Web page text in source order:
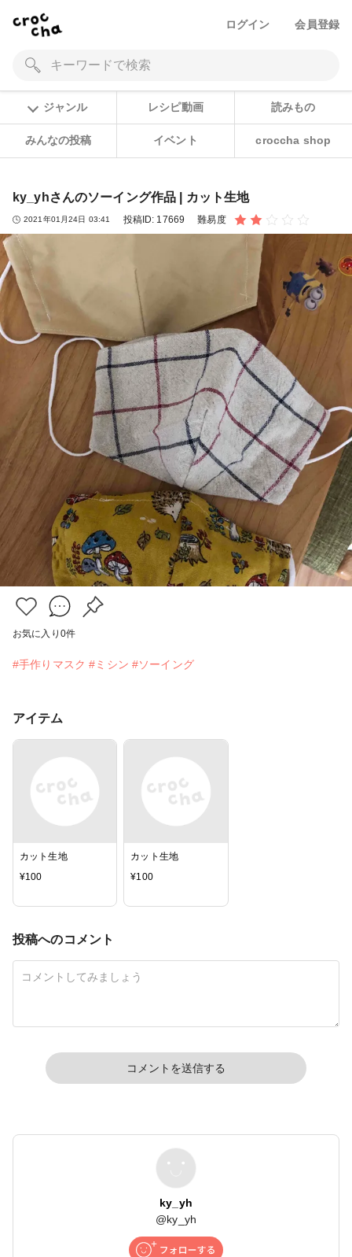
ログイン 会員登録
ジャンル レシピ動画 読みもの
みんなの投稿 イベント croccha shop
ky_yhさんのソーイング作品 | カット生地
2021年01月24日 03:41 投稿ID: 17669 難易度
お気に入り 0件
#手作りマスク #ミシン #ソーイング
アイテム
カット生地
¥100
カット生地
¥100
投稿へのコメント
コメントを送信する
ky_yh
@ky_yh